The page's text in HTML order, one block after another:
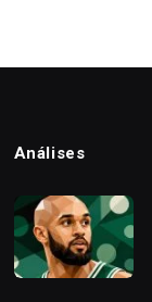
Análises